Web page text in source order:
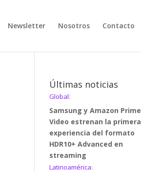
Newsletter Nosotros Contacto
Últimas noticias
Global:
Samsung y Amazon Prime
Video estrenan la primera
experiencia del formato
HDR10+ Advanced en
streaming
Latinoamérica: